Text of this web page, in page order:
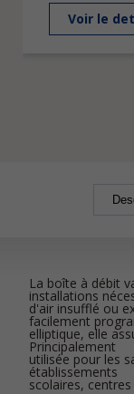
Voir le
La boîte à débit
installations
d'air insufflé ou
facilement
elliptique, elle
Principalement
utilisée pour les
établissements
scolaires,